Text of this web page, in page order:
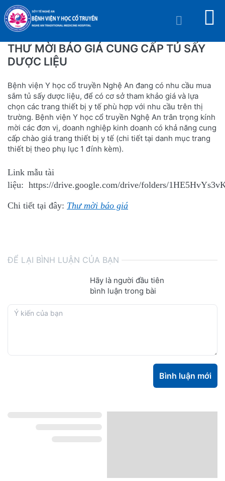
THƯ MỜI BÁO GIÁ CUNG CẤP TỦ SẤY
DƯỢC LIỆU
Bệnh viện Y học cổ truyền Nghệ An đang có nhu cầu mua
sắm tủ sấy dược liệu, để có cơ sở tham khảo giá và lựa
chọn các trang thiết bị y tế phù hợp với nhu cầu trên thị
trường. Bệnh viện Y học cổ truyền Nghệ An trân trọng kính
mời các đơn vị, doanh nghiệp kinh doanh có khả năng cung
cấp chào giá trang thiết bị y tế (chi tiết tại danh mục trang
thiết bị theo phụ lục 1 đính kèm).
Link mẫu tài
liệu: https://drive.google.com/drive/folders/
Chi tiết tại đây: Thư mời báo giá
ĐỂ LẠI BÌNH LUẬN CỦA BẠN
Hãy là người đầu tiên
bình luận trong bài
Bình luận mới